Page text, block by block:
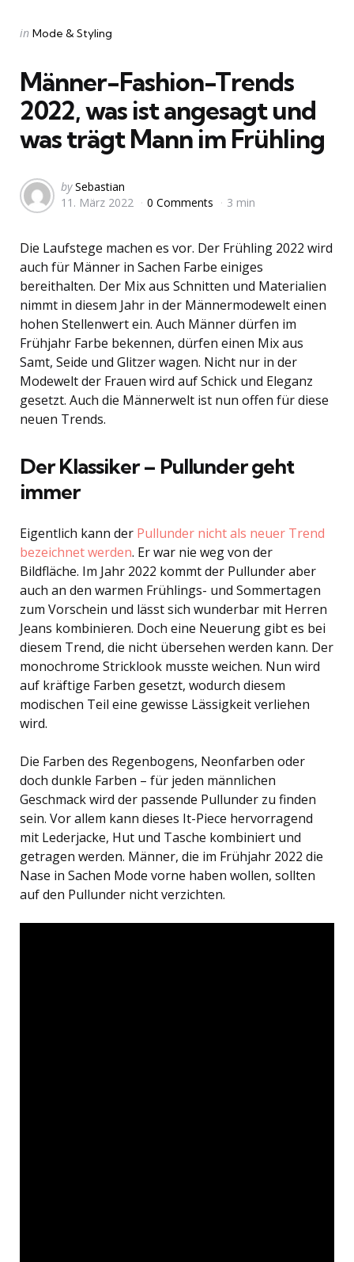
Categories
Posted
in Mode & Styling
Männer-Fashion-Trends
2022, was ist angesagt und
was trägt Mann im Frühling
Posted
by
by Sebastian
11. März 2022
0 Comments 3 min
Die Laufstege machen es vor. Der Frühling 2022 wird
auch für Männer in Sachen Farbe einiges
bereithalten. Der Mix aus Schnitten und Materialien
nimmt in diesem Jahr in der Männermodewelt einen
hohen Stellenwert ein. Auch Männer dürfen im
Frühjahr Farbe bekennen, dürfen einen Mix aus
Samt, Seide und Glitzer wagen. Nicht nur in der
Modewelt der Frauen wird auf Schick und Eleganz
gesetzt. Auch die Männerwelt ist nun offen für diese
neuen Trends.
Der Klassiker – Pullunder geht
immer
Eigentlich kann der Pullunder nicht als neuer Trend
bezeichnet werden. Er war nie weg von der
Bildfläche. Im Jahr 2022 kommt der Pullunder aber
auch an den warmen Frühlings- und Sommertagen
zum Vorschein und lässt sich wunderbar mit Herren
Jeans kombinieren. Doch eine Neuerung gibt es bei
diesem Trend, die nicht übersehen werden kann. Der
monochrome Stricklook musste weichen. Nun wird
auf kräftige Farben gesetzt, wodurch diesem
modischen Teil eine gewisse Lässigkeit verliehen
wird.
Die Farben des Regenbogens, Neonfarben oder
doch dunkle Farben – für jeden männlichen
Geschmack wird der passende Pullunder zu finden
sein. Vor allem kann dieses It-Piece hervorragend
mit Lederjacke, Hut und Tasche kombiniert und
getragen werden. Männer, die im Frühjahr 2022 die
Nase in Sachen Mode vorne haben wollen, sollten
auf den Pullunder nicht verzichten.